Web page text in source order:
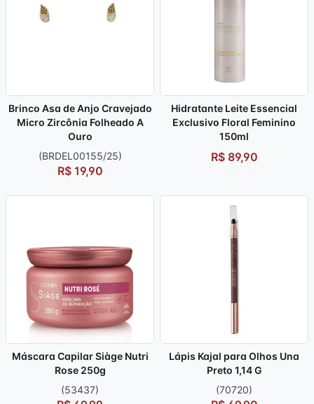
Brinco Asa de Anjo Cravejado
Micro Zircônia Folheado A
Ouro
(BRDEL00155/25)
R$ 19,90
Hidratante Leite Essencial
Exclusivo Floral Feminino
150ml
R$ 89,90
Máscara Capilar Siàge Nutri
Rose 250g
(53437)
Lápis Kajal para Olhos Una
Preto 1,14 G
(70720)